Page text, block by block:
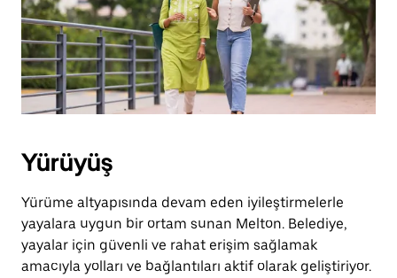
Yürüyüş
Yürüme altyapısında devam eden iyileştirmelerle
yayalara uygun bir ortam sunan Melton. Belediye,
yayalar için güvenli ve rahat erişim sağlamak
amacıyla yolları ve bağlantıları aktif olarak geliştiriyor.